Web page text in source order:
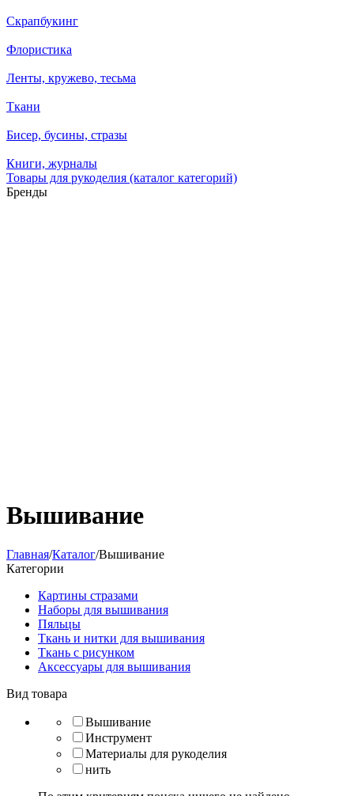
Скрапбукинг
Флористика
Ленты, кружево, тесьма
Ткани
Бисер, бусины, стразы
Книги, журналы
Товары для рукоделия (каталог категорий)
Бренды
Вышивание
Главная/Каталог/Вышивание
Категории
Картины стразами
Наборы для вышивания
Пяльцы
Ткань и нитки для вышивания
Ткань с рисунком
Аксессуары для вышивания
Вид товара
Вышивание
Инструмент
Материалы для рукоделия
нить